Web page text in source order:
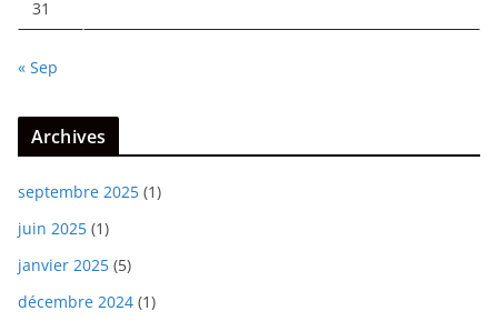
31
« Sep
Archives
septembre 2025 (1)
juin 2025 (1)
janvier 2025 (5)
décembre 2024 (1)